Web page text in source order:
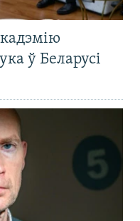
ў Беларусі